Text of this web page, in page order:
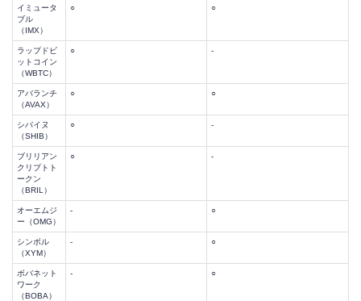
イミュータ
ブル
（IMX）
○ ○
ラップドビ
ットコイン
（WBTC）
○ -
アバランチ
（AVAX）
○ ○
シバイヌ
（SHIB）
○ -
ブリリアン
クリプトト
ークン
（BRIL）
○ -
オーエムジ
ー（OMG）
- ○
シンボル
（XYM）
- ○
ボバネット
ワーク
（BOBA）
- ○